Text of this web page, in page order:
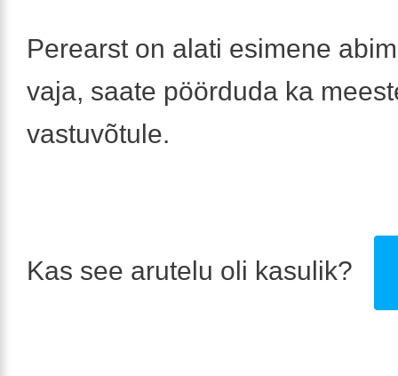
Perearst on alati esimene
vaja, saate pöörduda ka
vastuvõtule.
Kas see arutelu oli kasulik?